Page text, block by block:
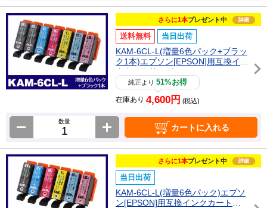
さらに1本プレゼント中 詳細
送料無料 当日出荷
KAM-6CL-L(増量6色パック+ブラッ
ク1本)エプソン[EPSON]用互換イン
クカートリッジ
純正より51%お得
在庫あり 4,600円 (税込)
数量
カートに入れる
さらに1本プレゼント中 詳細
当日出荷
KAM-6CL-L(増量6色パック)エプソ
ン[EPSON]用互換インクカートリ